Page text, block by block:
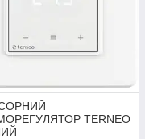
TERNEO